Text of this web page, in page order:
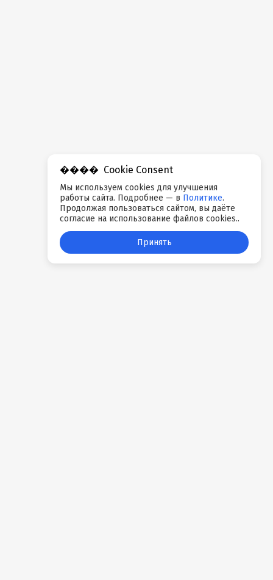
Cookie Consent
Мы используем cookies для улучшения
работы сайта. Подробнее — в Политике.
Продолжая пользоваться сайтом, вы даёте
согласие на использование файлов cookies..
Принять